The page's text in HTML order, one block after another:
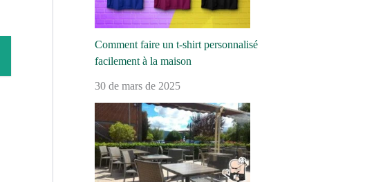
Comment faire un t-shirt personnalisé
facilement à la maison
30 de mars de 2025